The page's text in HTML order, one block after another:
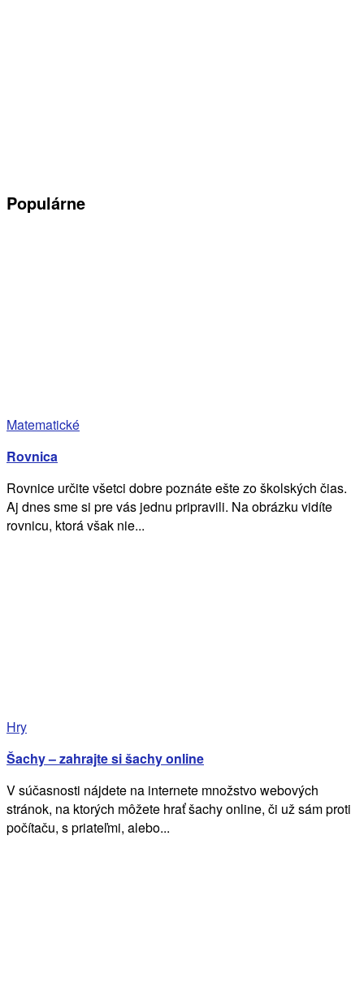
Populárne
Matematické
Rovnica
Rovnice určite všetci dobre poznáte ešte zo školských čias.
Aj dnes sme si pre vás jednu pripravili. Na obrázku vidíte
rovnicu, ktorá však nie...
Hry
Šachy – zahrajte si šachy online
V súčasnosti nájdete na internete množstvo webových
stránok, na ktorých môžete hrať šachy online, či už sám proti
počítaču, s priateľmi, alebo...